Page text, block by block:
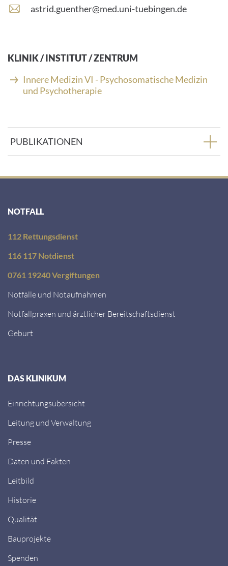
E
i
l
A
d
s
s
e
astrid.guenther@med.uni-tuebingen.de
KLINIK / INSTITUT / ZENTRUM
Innere Medizin VI - Psychosomatische Medizin
und Psychotherapie
PUBLIKATIONEN
NOTFALL
112 Rettungsdienst
116 117 Notdienst
0761 19240 Vergiftungen
Notfälle und Notaufnahmen
Notfallpraxen und ärztlicher Bereitschaftsdienst
Geburt
DAS KLINIKUM
Einrichtungsübersicht
Leitung und Verwaltung
Presse
Daten und Fakten
Leitbild
Historie
Qualität
Bauprojekte
Spenden